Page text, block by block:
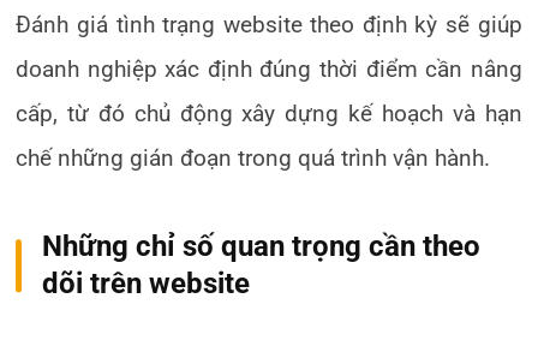
Đánh giá tình trạng website theo định kỳ sẽ giúp
doanh nghiệp xác định đúng thời điểm cần nâng
cấp, từ đó chủ động xây dựng kế hoạch và hạn
chế những gián đoạn trong quá trình vận hành.
Những chỉ số quan trọng cần theo
dõi trên website